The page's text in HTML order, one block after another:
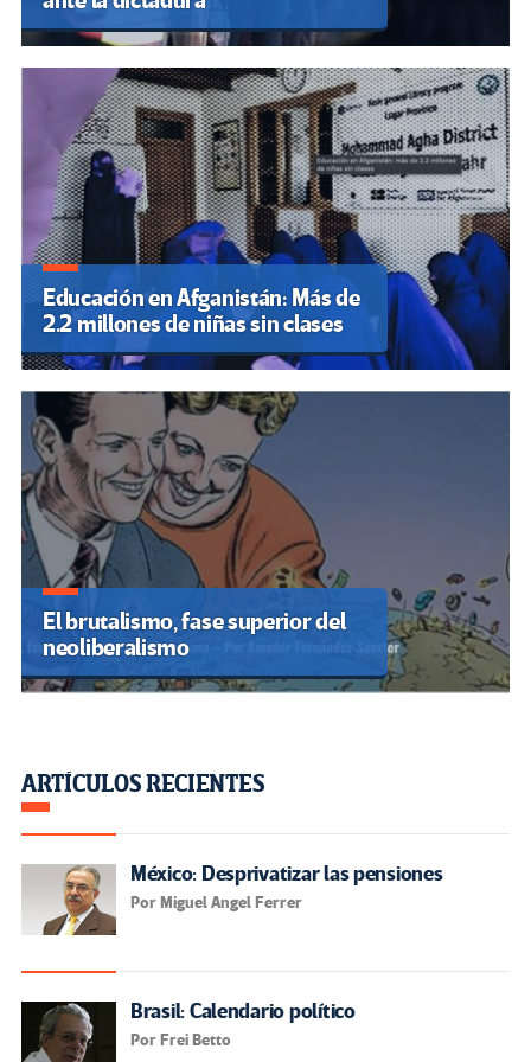
Educación en Afganistán: Más de
2.2 millones de niñas sin clases
El brutalismo, fase superior del
neoliberalismo
ARTÍCULOS RECIENTES
México: Desprivatizar las pensiones
Por Miguel Angel Ferrer
Brasil: Calendario político
Por Frei Betto